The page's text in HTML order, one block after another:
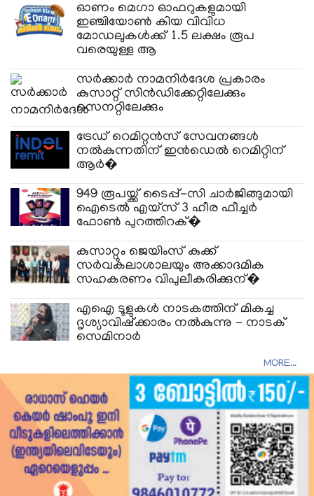
ഓണം മെഗാ ഓഫറുകളുമായി
ഇഞ്ചിയോൺ കിയ വിവിധ
മോഡലുകൾക്ക് 1.5 ലക്ഷം രൂപ
വരെയുള്ള ആ
സർക്കാർ നാമനിർദേശ പ്രകാരം
കുസാറ്റ് സിൻഡിക്കേറ്റിലേക്കും
സെനറ്റിലേക്കും
ട്രേഡ് റെമിറ്റന്‍സ് സേവനങ്ങള്‍
നല്‍കുന്നതിന് ഇന്‍ഡെല്‍ റെമിറ്റിന്
ആര്‍�
949 രൂപയ്ക്ക് ടൈപ്പ്-സി ചാർജിങ്ങുമായി
ഐടെൽ എയ്സ് 3 ഹീര ഫീച്ചർ
ഫോൺ പുറത്തിറക്�
കുസാറ്റും ജെയിംസ് കുക്ക്
സർവകലാശാലയും അക്കാദമിക
സഹകരണം വിപുലീകരിക്കുന്�
എഐ ടൂളുകൾ നാടകത്തിന് മികച്ച
ദൃശ്യാവിഷ്ക്കാരം നൽകുന്നു - നാടക്
സെമിനാർ
MORE...